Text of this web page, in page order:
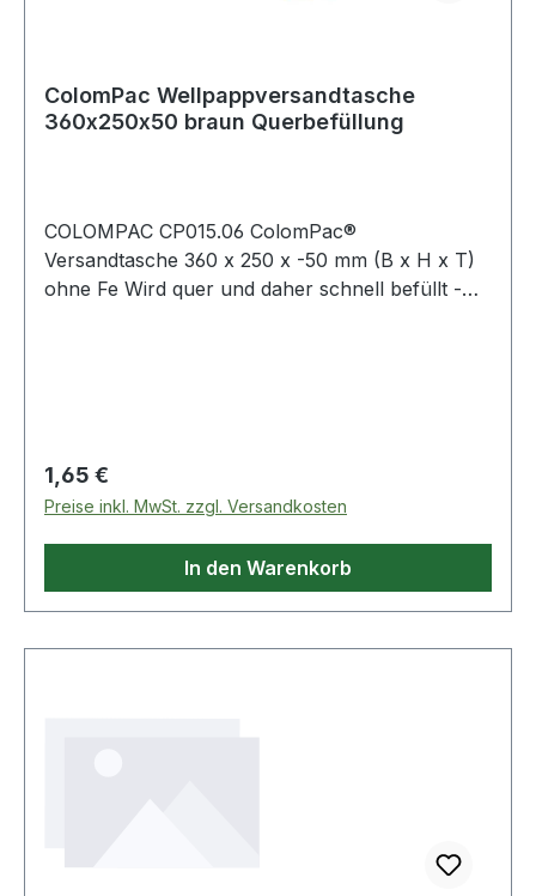
ColomPac Wellpappversandtasche
360x250x50 braun Querbefüllung
COLOMPAC CP015.06 ColomPac®
Versandtasche 360 x 250 x -50 mm (B x H x T)
ohne Fe Wird quer und daher schnell befüllt -
Regulärer Preis:
1,65 €
Preise inkl. MwSt. zzgl. Versandkosten
In den Warenkorb